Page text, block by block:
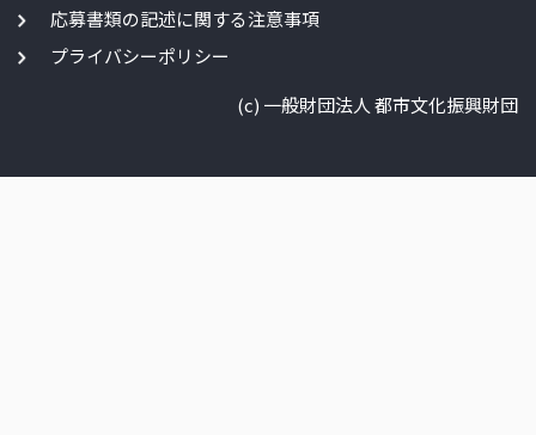
応募書類の記述に関する注意事項
プライバシーポリシー
(c) 一般財団法人 都市文化振興財団